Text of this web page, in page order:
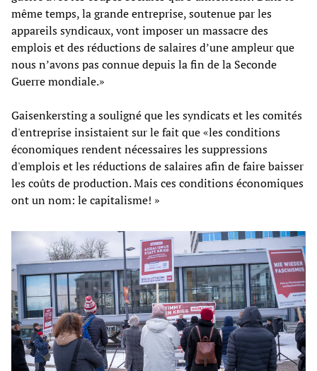
même temps, la grande entreprise, soutenue par les
appareils syndicaux, vont imposer un massacre des
emplois et des réductions de salaires d’une ampleur que
nous n’avons pas connue depuis la fin de la Seconde
Guerre mondiale.»
Gaisenkersting a souligné que les syndicats et les comités
d'entreprise insistaient sur le fait que «les conditions
économiques rendent nécessaires les suppressions
d'emplois et les réductions de salaires afin de faire baisser
les coûts de production. Mais ces conditions économiques
ont un nom: le capitalisme! »